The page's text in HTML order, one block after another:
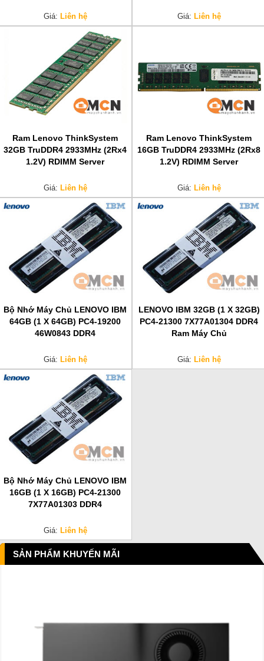
Giá: Liên hệ Giá: Liên hệ
Ram Lenovo ThinkSystem
32GB TruDDR4 2933MHz (2Rx4
1.2V) RDIMM Server
Giá: Liên hệ
Ram Lenovo ThinkSystem
16GB TruDDR4 2933MHz (2Rx8
1.2V) RDIMM Server
Giá: Liên hệ
Bộ Nhớ Máy Chủ LENOVO IBM
64GB (1 X 64GB) PC4-19200
46W0843 DDR4
Giá: Liên hệ
LENOVO IBM 32GB (1 X 32GB)
PC4-21300 7X77A01304 DDR4
Ram Máy Chủ
Giá: Liên hệ
Bộ Nhớ Máy Chủ LENOVO IBM
16GB (1 X 16GB) PC4-21300
7X77A01303 DDR4
Giá: Liên hệ
SẢN PHẨM KHUYẾN MÃI